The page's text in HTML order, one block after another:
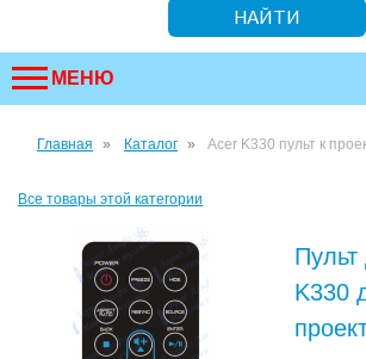
МЕНЮ
Главная Каталог Acer K330 пульт к
Все товары этой категории
K330